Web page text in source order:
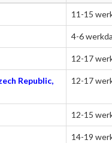
11-15
4-6
12-17
Republic,
12-17
12-15
14-19